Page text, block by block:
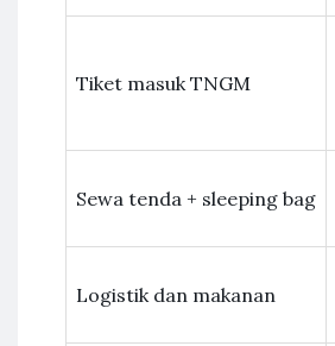
Tiket masuk TNGM
Sewa tenda + sleeping bag
Logistik dan makanan